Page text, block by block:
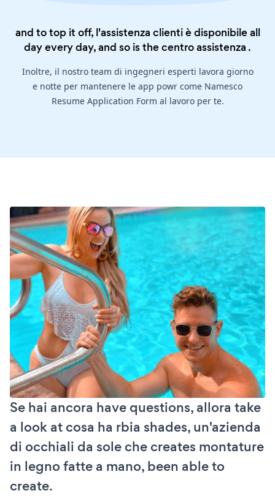
and to top it off, l'assistenza clienti è disponibile all
day every day, and so is thecentro assistenza .
Inoltre, il nostro team di ingegneri esperti lavora giorno
e notte per mantenere le app powr come Namesco
Resume Application Form al lavoro per te.
Se hai ancora have questions, allora take
a look at cosa ha rbia shades, un'azienda
di occhiali da sole che creates montature
in legno fatte a mano, been able to
create.